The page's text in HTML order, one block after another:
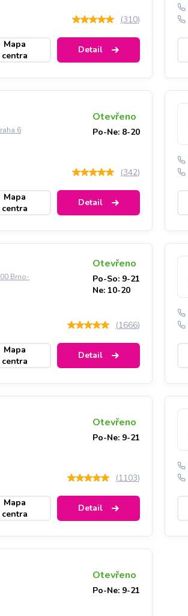
(310)
Mapa
centra
Detail
6
Otevřeno
Po-Ne: 8-20
(342)
Mapa
centra
Detail
Brno-
Otevřeno
Po-So: 9-21
Ne: 10-20
(1666)
Mapa
centra
Detail
Otevřeno
Po-Ne: 9-21
(1103)
Mapa
centra
Detail
Otevřeno
Po-Ne: 9-21